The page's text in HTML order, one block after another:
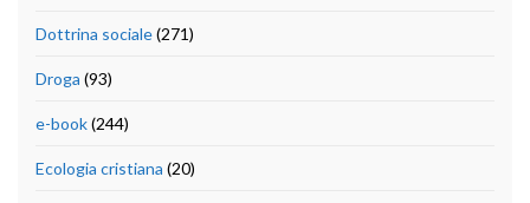
Dottrina sociale(271)
Droga (93)
e-book(244)
Ecologia cristiana (20)